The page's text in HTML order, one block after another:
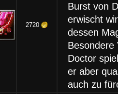
2720
Burst von
erwischt
dessen
Besondere
Doctor
er aber
auch zu